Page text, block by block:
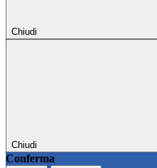
Chiudi
Chiudi
Conferma